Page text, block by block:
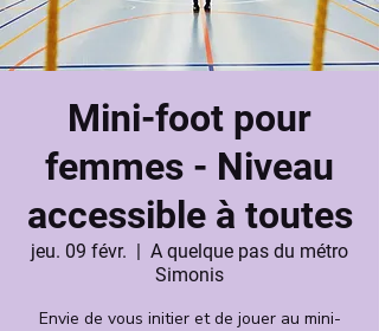
Mini-foot pour
femmes - Niveau
accessible à toutes
jeu. 09 févr.
  |
A quelque pas du métro
Simonis
Envie de vous initier et de jouer au mini-